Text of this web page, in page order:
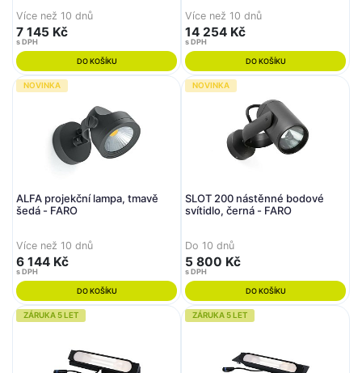
Více než 10 dnů
7 145 Kč
s DPH
DO KOŠÍKU
Více než 10 dnů
14 254 Kč
s DPH
DO KOŠÍKU
NOVINKA
ALFA projekční lampa, tmavě
šedá - FARO
Více než 10 dnů
6 144 Kč
s DPH
DO KOŠÍKU
NOVINKA
SLOT 200 nástěnné bodové
svítidlo, černá - FARO
Do 10 dnů
5 800 Kč
s DPH
DO KOŠÍKU
ZÁRUKA 5 LET ZÁRUKA 5 LET